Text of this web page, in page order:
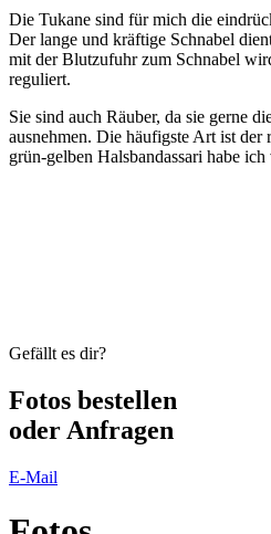
Die Tukane sind für mich die
Der lange und kräftige Schnabel
mit der Blutzufuhr zum Schnabel
reguliert.
Sie sind auch Räuber, da sie gerne
ausnehmen. Die häufigste Art ist der
grün-gelben Halsbandassari habe
Gefällt es dir?
Fotos bestellen
oder Anfragen
E-Mail